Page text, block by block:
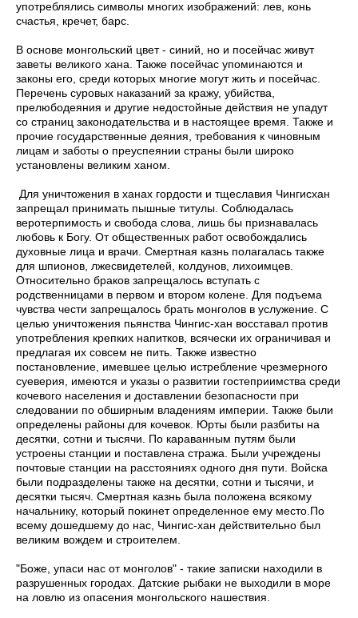
употреблялись символы многих изображений: лев, конь
счастья, кречет, барс.
В основе монгольский цвет - синий, но и посейчас живут
заветы великого хана. Также посейчас упоминаются и
законы его, среди которых многие могут жить и посейчас.
Перечень суровых наказаний за кражу, убийства,
прелюбодеяния и другие недостойные действия не упадут
со страниц законодательства и в настоящее время. Также и
прочие государственные деяния, требования к чиновным
лицам и заботы о преуспеянии страны были широко
установлены великим ханом.
Для уничтожения в ханах гордости и тщеславия Чингисхан
запрещал принимать пышные титулы. Соблюдалась
веротерпимость и свобода слова, лишь бы признавалась
любовь к Богу. От общественных работ освобождались
духовные лица и врачи. Смертная казнь полагалась также
для шпионов, лжесвидетелей, колдунов, лихоимцев.
Относительно браков ­запрещалось вступать с
родственницами в первом и втором колене. Для подъема
чувства чести запрещалось брать монголов в услужение. С
целью уничтожения пьянства Чингис-хан восставал против
употребления крепких напитков, всячески их ограничивая и
предлагая их совсем не пить. Также известно
постановление, имевшее целью истребление чрезмерного
суеверия, имеются и указы о развитии гостеприимства среди
кочевого населения и доставлении безопасности при
следовании по обширным владениям империи. Также были
определены районы для кочевок. Юрты были разбиты на
десятки, сотни и тысячи. По караванным путям были
устроены станции и поставлена стража. Были учреждены
почтовые станции на расстояниях одного дня пути. Войска
были подразделены также на десятки, сотни и тысячи, и
десятки тысяч. Смертная казнь была положена всякому
начальнику, который покинет определенное ему место.По
всему дошедшему до нас, Чингис-хан действительно был
великим вождем и строителем.
"Боже, упаси нас от монголов" - такие записки находили в
разрушенных городах. Датские рыбаки не выходили в море
на ловлю из опасения монгольского нашествия.